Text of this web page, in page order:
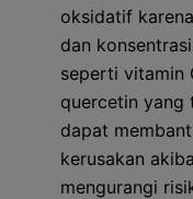
oksidatif
dan
seperti vitamin
quercetin yang
dapat
kerusakan
mengurangi